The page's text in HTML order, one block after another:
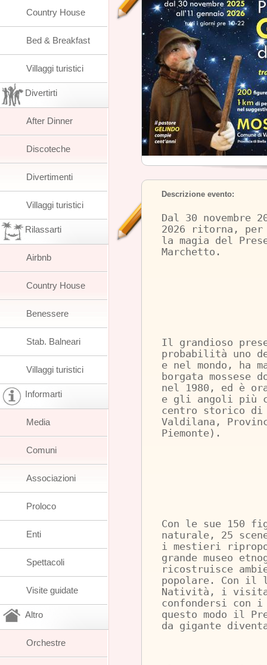
Descrizione evento:
Dal 30 novembre
2026 ritorna,
la magia del
Marchetto.
Il grandioso
probabilità uno
e nel mondo, ha
borgata mossese
nel 1980, ed è
e gli angoli più
centro storico di
Valdilana,
Piemonte).
Con le sue 150
naturale, 25
i mestieri
grande museo
ricostruisce
popolare. Con il
Natività, i
confondersi con
questo modo il
da gigante
Country House
Bed & Breakfast
Villaggi turistici
Divertirti
After Dinner
Discoteche
Divertimenti
Villaggi turistici
Rilassarti
Airbnb
Country House
Benessere
Stab. Balneari
Villaggi turistici
Informarti
Media
Comuni
Associazioni
Proloco
Enti
Spettacoli
Visite guidate
Altro
Orchestre